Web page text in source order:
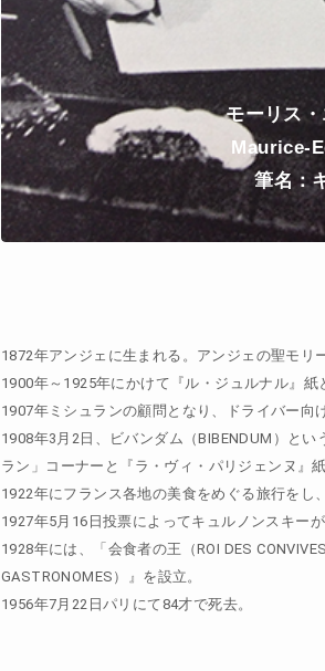
モーリス
Maurice-
筆名：
1872年アンジェに生まれる。アンジェの聖モリ
1900年～1925年にかけて『ル・ジュルナル』紙
1907年ミシュランの顧問となり、ドライバー向
1908年3月2日、ビバンダム（BIBENDUM）と
ラン」コーナーと『ラ・ヴィ・パリジェンヌ』
1922年にフランス各地の美食をめぐる旅行をし
1927年5月16日投票によってキュルノンスキーが
1928年には、「会食者の王（ROI DES
GASTRONOMES）』を設立。
1956年7月22日パリにて84才で死去。